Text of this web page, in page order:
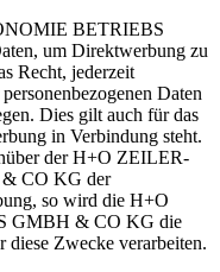
BETRIEBS
um Direktwerbung zu
Recht, jederzeit
Daten
Dies gilt auch für das
in Verbindung steht.
der H+O ZEILER-
CO KG der
so wird die H+O
GMBH & CO KG die
diese Zwecke verarbeiten.